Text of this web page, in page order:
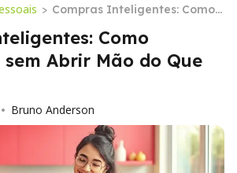
> Compras Inteligentes: Como
Economizar sem Abrir Mão do
Que GostaComo
sem Abrir Mão do Que
• Bruno Anderson